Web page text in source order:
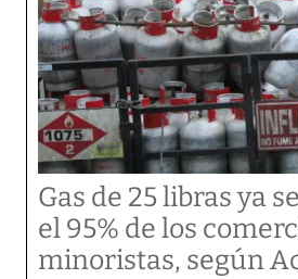
Gas de 25 libras ya
el 95% de los
minoristas, según